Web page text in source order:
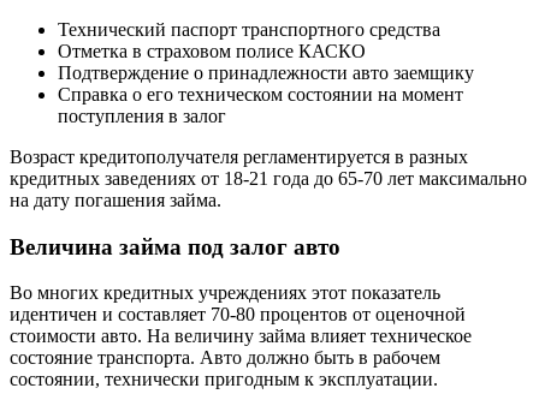
Технический паспорт транспортного средства
Отметка в страховом полисе КАСКО
Подтверждение о принадлежности авто заемщику
Справка о его техническом состоянии на момент
поступления в залог
Возраст кредитополучателя регламентируется в разных
кредитных заведениях от 18-21 года до 65-70 лет максимально
на дату погашения займа.
Величина займа под залог авто
Во многих кредитных учреждениях этот показатель
идентичен и составляет 70-80 процентов от оценочной
стоимости авто. На величину займа влияет техническое
состояние транспорта. Авто должно быть в рабочем
состоянии, технически пригодным к эксплуатации.